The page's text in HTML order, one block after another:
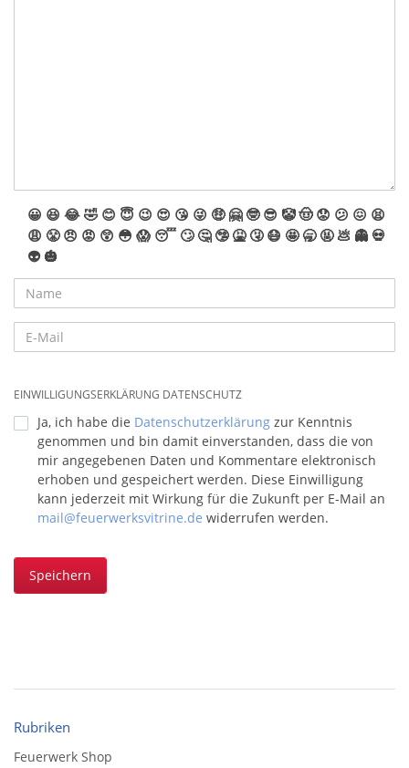
😀 😆 😂🤣 😊 😇 😉 😍 😘 😜 🤑 🤗 🤓 😎 🤡🤠 😟 😕 😖 😫
😩 😤 😠 😡 😲 😳 😱 😴 🙄 🤔 🤥 🤮 🤧 😷 🤩 🥱 🤬 💩 👻 💀
👽 🎃
EINWILLIGUNGSERKLÄRUNG DATENSCHUTZ
Ja, ich habe die Datenschutzerklärung zur Kenntnis
genommen und bin damit einverstanden, dass die von
mir angegebenen Daten und Kommentare elektronisch
erhoben und gespeichert werden. Diese Einwilligung
kann jederzeit mit Wirkung für die Zukunft per E-Mail an
mail@feuerwerksvitrine.de widerrufen werden.
Speichern
Rubriken
Feuerwerk Shop